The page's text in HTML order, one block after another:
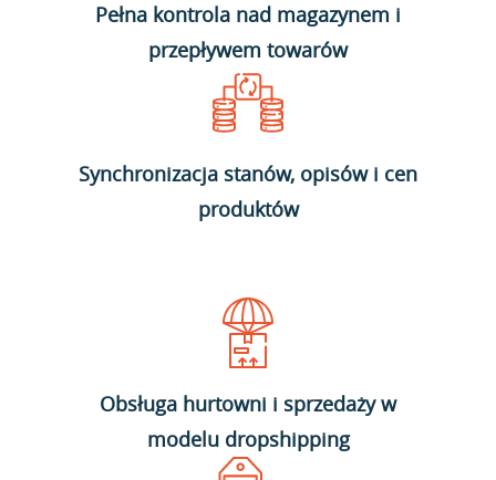
Pełna kontrola nad magazynem i
przepływem towarów
Synchronizacja stanów, opisów i cen
produktów
Obsługa hurtowni i sprzedaży w
modelu dropshipping